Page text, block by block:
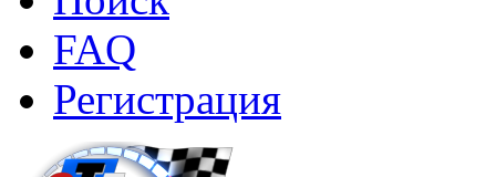
FAQ
Регистрация